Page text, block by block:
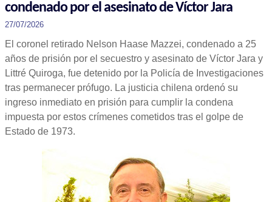
condenado por el asesinato de Víctor Jara
27/07/2026
El coronel retirado Nelson Haase Mazzei, condenado a 25
años de prisión por el secuestro y asesinato de Víctor Jara y
Littré Quiroga, fue detenido por la Policía de Investigaciones
tras permanecer prófugo. La justicia chilena ordenó su
ingreso inmediato en prisión para cumplir la condena
impuesta por estos crímenes cometidos tras el golpe de
Estado de 1973.